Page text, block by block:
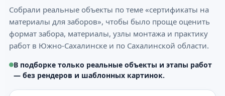
Собрали реальные объекты по теме «сертификаты на
материалы для заборов», чтобы было проще оценить
формат забора, материалы, узлы монтажа и практику
работ в Южно-Сахалинске и по Сахалинской области.
В подборке только реальные объекты и этапы работ
— без рендеров и шаблонных картинок.